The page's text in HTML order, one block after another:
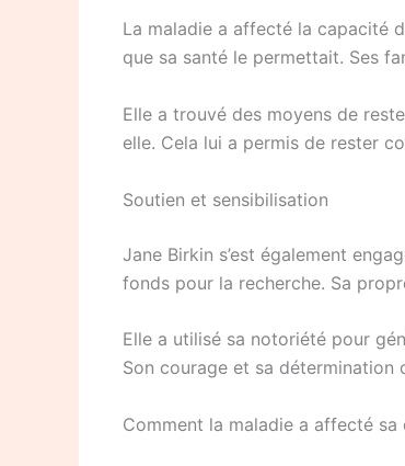
La maladie a affecté la capacité
que sa santé le permettait. Ses
Elle a trouvé des moyens de
elle. Cela lui a permis de rester
Soutien et sensibilisation
Jane Birkin s’est également
fonds pour la recherche. Sa
Elle a utilisé sa notoriété pour
Son courage et sa détermination
Comment la maladie a affecté sa